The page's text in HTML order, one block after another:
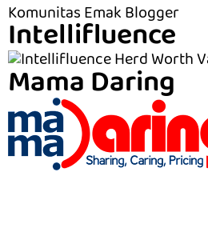
Komunitas Emak Blogger
Intellifluence
Mama Daring